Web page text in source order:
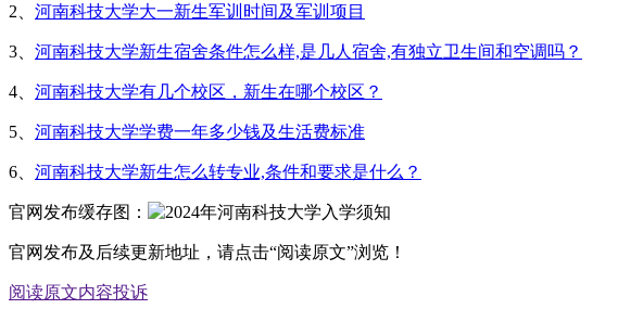
2、 河南科技大学大一新生军训时间及军训项目
3、 河南科技大学新生宿舍条件怎么样,是几人宿舍,有独立卫生间和空调吗？
4、 河南科技大学有几个校区，新生在哪个校区？
5、 河南科技大学学费一年多少钱及生活费标准
6、 河南科技大学新生怎么转专业,条件和要求是什么？
官网发布缓存图：
官网发布及后续更新地址，请点击“阅读原文”浏览！
阅读原文内容投诉